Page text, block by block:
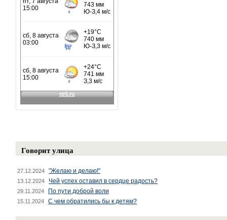
Говорит улица
27.12.2024 "Желаю и делаю!"
13.12.2024 Чей успех оставил в сердце радость?
29.11.2024 По пути доброй воли
15.11.2024 С чем обратились бы к детям?